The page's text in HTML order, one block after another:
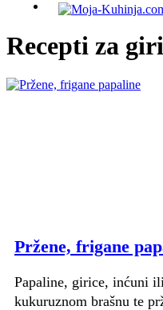
Recepti za
Pržene, frigane
Papaline, girice, inćuni
kukuruznom brašnu te